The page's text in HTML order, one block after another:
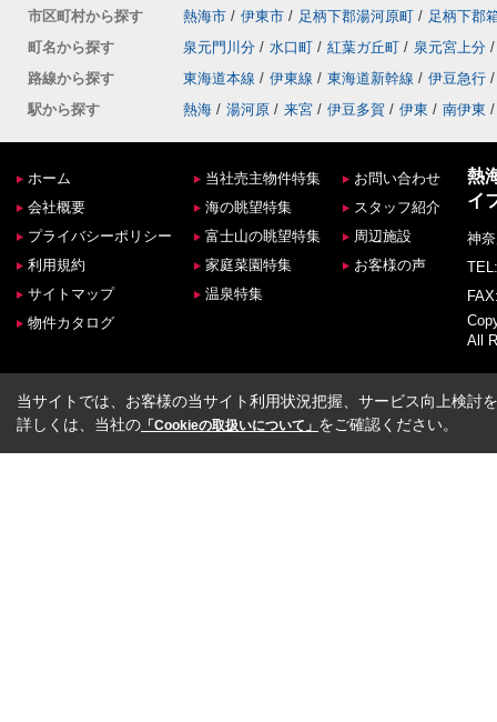
市区町村から探す 熱海市 / 伊東市 / 足柄下郡湯河原町 / 足柄下郡
町名から探す
泉元門川分 / 水口町 / 紅葉ガ丘町 / 泉元宮上分 /
路線から探す
東海道本線 / 伊東線 / 東海道新幹線 / 伊豆急行 /
駅から探す
熱海 / 湯河原 / 来宮 / 伊豆多賀 / 伊東 / 南伊東 /
ホーム
会社概要
プライバシーポリシー
利用規約
サイトマップ
物件カタログ
当社売主物件特集
海の眺望特集
富士山の眺望特集
家庭菜園特集
温泉特集
お問い合わせ
スタッフ紹介
周辺施設
お客様の声
熱
イ
神
All
当サイトでは、お客様の当サイト利用状況把握、サービス向上検討
詳しくは、当社の 「Cookieの取扱いについて」 をご確認ください。